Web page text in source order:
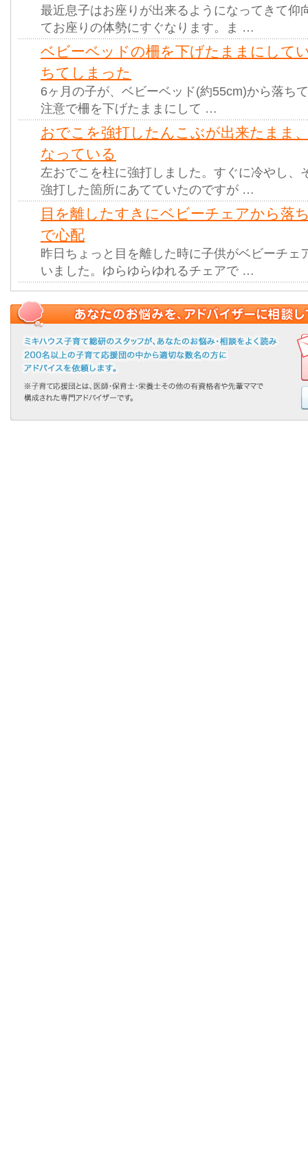
最近息子はお座りが出来るようになってきて仰
てお座りの体勢にすぐなります。ま …
ベビーベッドの柵を下げたままにして
ちてしまった
6ヶ月の子が、ベビーベッド(約55cm)から落ち
注意で柵を下げたままにして …
おでこを強打したんこぶが出来たまま
なっている
左おでこを柱に強打しました。すぐに冷やし、
強打した箇所にあてていたのですが …
目を離したすきにベビーチェアから落
で心配
昨日ちょっと目を離した時に子供がベビーチェ
いました。ゆらゆらゆれるチェアで …